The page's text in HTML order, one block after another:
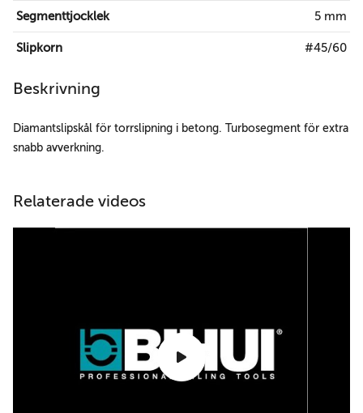
Segmenttjocklek 5 mm
Slipkorn #45/60
Beskrivning
Diamantslipskål för torrslipning i betong. Turbosegment för extra
snabb avverkning.
Relaterade videos